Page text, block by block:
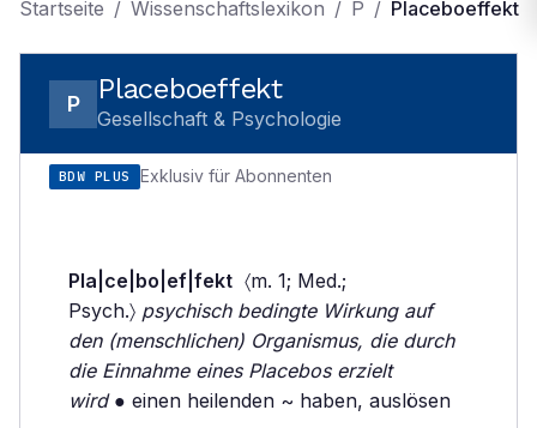
Startseite / Wissenschaftslexikon / P / Placeboeffekt
P Placeboeffekt
Gesellschaft & Psychologie
BDW PLUS Exklusiv für Abonnenten
Pla|ce|bo|ef|fekt 〈m. 1; Med.;
Psych.〉 psychisch bedingte Wirkung auf
den (menschlichen) Organismus, die durch
die Einnahme eines Placebos erzielt
wird● einen heilenden ~ haben, auslösen